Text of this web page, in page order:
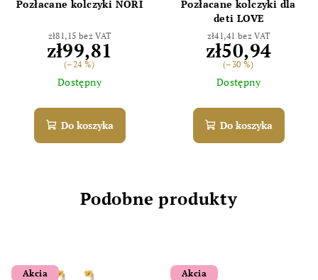
Pozłacane kolczyki NORI
zł81,15 bez VAT
zł99,81
(–24 %)
Dostępny
Do koszyka
Pozłacane kolczyki dla
deti LOVE
zł41,41 bez VAT
zł50,94
(–30 %)
Dostępny
Do koszyka
Podobne produkty
Akcia Akcia